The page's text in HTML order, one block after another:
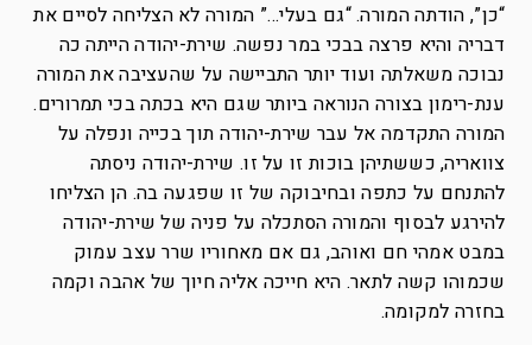
“כן”, הודתה המורה. “גם בעלי…” המורה לא הצליחה לסיים את
דבריה והיא פרצה בבכי במר נפשה. שירת-יהודה הייתה כה
נבוכה משאלתה ועוד יותר התביישה על שהעציבה את המורה
ענת-רימון בצורה הנוראה ביותר שגם היא בכתה בכי תמרורים.
המורה התקדמה אל עבר שירת-יהודה תוך בכייה ונפלה על
צוואריה, כששתיהן בוכות זו על זו. שירת-יהודה ניסתה
להתנחם על כתפה ובחיבוקה של זו שפגעה בה. הן הצליחו
להירגע לבסוף והמורה הסתכלה על פניה של שירת-יהודה
במבט אמהי חם ואוהב, גם אם מאחוריו שרר עצב עמוק
שכמוהו קשה לתאר. היא חייכה אליה חיוך של אהבה וקמה
בחזרה למקומה.